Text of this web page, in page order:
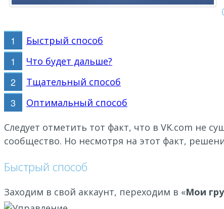
Быстрый способ
Что будет дальше?
Тщательный способ
Оптимальный способ
Следует отметить тот факт, что в VK.com не
сообщество. Но несмотря на этот факт,
Быстрый способ
Заходим в свой аккаунт, переходим в «Мои